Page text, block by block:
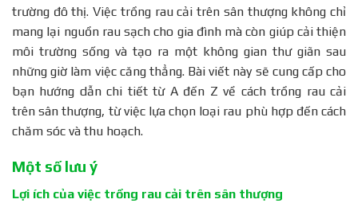
Kết luận
trường đô thị. Việc trồng rau cải trên sân thượng không chỉ
mang lại nguồn rau sạch cho gia đình mà còn giúp cải thiện
môi trường sống và tạo ra một không gian thư giãn sau
những giờ làm việc căng thẳng. Bài viết này sẽ cung cấp cho
bạn hướng dẫn chi tiết từ A đến Z về cách trồng rau cải
trên sân thượng, từ việc lựa chọn loại rau phù hợp đến cách
chăm sóc và thu hoạch.
Một số lưu ý
Lợi ích của việc trồng rau cải trên sân thượng